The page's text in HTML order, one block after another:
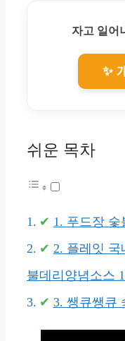
자고 일어
✨
쉬운 목차
1. 푸드장 숯
2. 플레잇 국
불데리양념소스
3. 쌩큐쌩큐